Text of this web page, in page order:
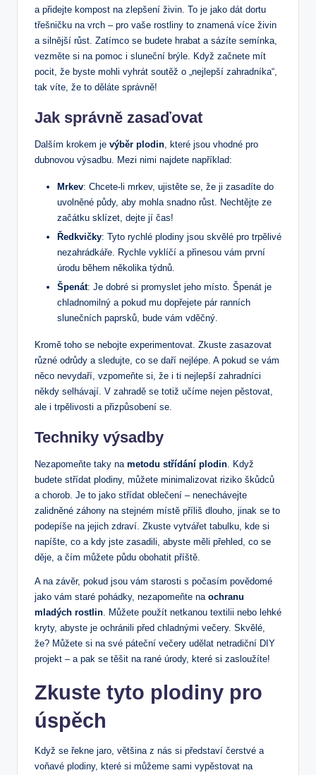
a přidejte kompost na zlepšení živin. To je jako dát dortu
třešničku na vrch – pro vaše rostliny to znamená více živin
a silnější růst. Zatímco se budete hrabat a sázíte semínka,
vezměte si na pomoc i sluneční brýle. Když začnete mít
pocit, že byste mohli vyhrát soutěž o „nejlepší zahradníka“,
tak víte, že to děláte správně!
Jak správně zasaďovat
Dalším krokem je výběr plodin , které jsou vhodné pro
dubnovou výsadbu. Mezi nimi najdete například:
Mrkev: Chcete-li mrkev, ujistěte se, že ji zasadíte do
uvolněné půdy, aby mohla snadno růst. Nechtějte ze
začátku sklízet, dejte jí čas!
Ředkvičky: Tyto rychlé plodiny jsou skvělé pro trpělivé
nezahrádkáře. Rychle vyklíčí a přinesou vám první
úrodu během několika týdnů.
Špenát: Je dobré si promyslet jeho místo. Špenát je
chladnomilný a pokud mu dopřejete pár ranních
slunečních paprsků, bude vám vděčný.
Kromě toho se nebojte experimentovat. Zkuste zasazovat
různé odrůdy a sledujte, co se daří nejlépe. A pokud se vám
něco nevydaří, vzpomeňte si, že i ti nejlepší zahradníci
někdy selhávají. V zahradě se totiž učíme nejen pěstovat,
ale i trpělivosti a přizpůsobení se.
Techniky výsadby
Nezapomeňte taky na metodu střídání plodin . Když
budete střídat plodiny, můžete minimalizovat riziko škůdců
a chorob. Je to jako střídat oblečení – nenechávejte
zalidněné záhony na stejném místě příliš dlouho, jinak se to
podepíše na jejich zdraví. Zkuste vytvářet tabulku, kde si
napíšte, co a kdy jste zasadili, abyste měli přehled, co se
děje, a čím můžete půdu obohatit příště.
A na závěr, pokud jsou vám starosti s počasím povědomé
jako vám staré pohádky, nezapomeňte na ochranu
mladých rostlin . Můžete použít netkanou textilii nebo lehké
kryty, abyste je ochránili před chladnými večery. Skvělé,
že? Můžete si na své páteční večery udělat netradiční DIY
projekt – a pak se těšit na rané úrody, které si zasloužíte!
Zkuste tyto plodiny pro
úspěch
Když se řekne jaro, většina z nás si představí čerstvé a
voňavé plodiny, které si můžeme sami vypěstovat na